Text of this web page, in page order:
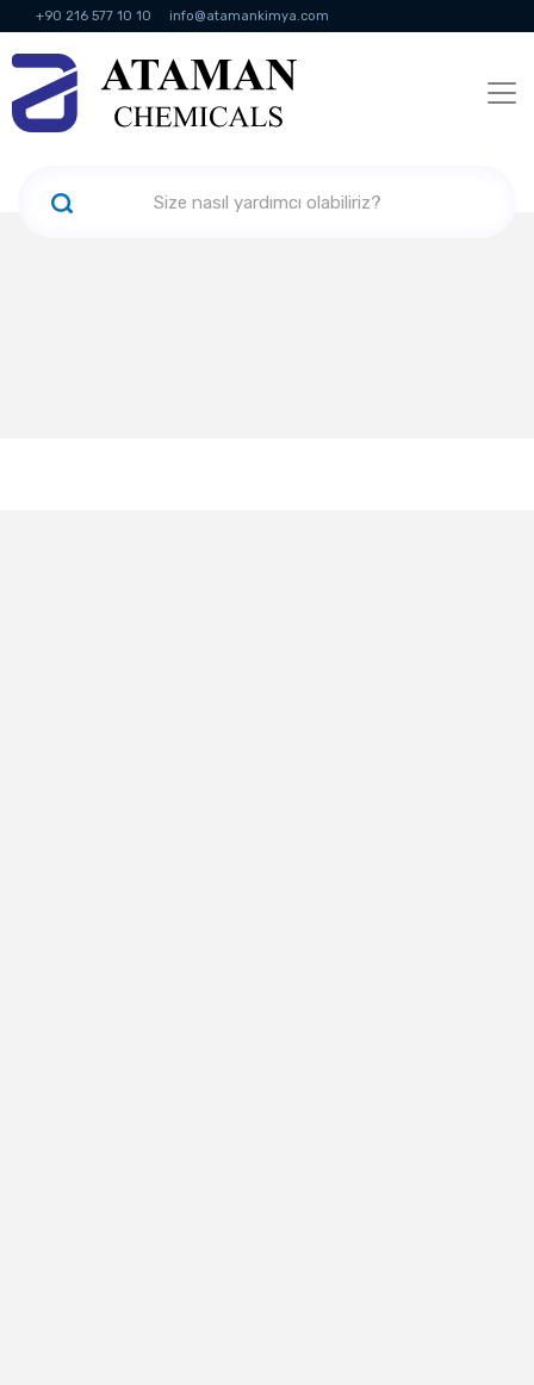
+90 216 577 10 10 info@atamankimya.com
KVKK Politikası Bilgi Toplumu Hizmetleri